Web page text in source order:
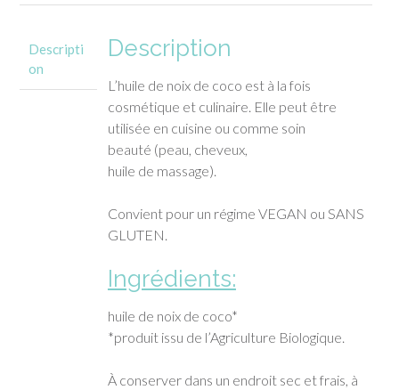
Descripti
on
Description
L’huile de noix de coco est à la fois
cosmétique et culinaire. Elle peut être
utilisée en cuisine ou comme soin
beauté (peau, cheveux,
huile de massage).
Convient pour un régime VEGAN ou SANS
GLUTEN.
Ingrédients:
huile de noix de coco*
*produit issu de l’Agriculture Biologique.
À conserver dans un endroit sec et frais, à